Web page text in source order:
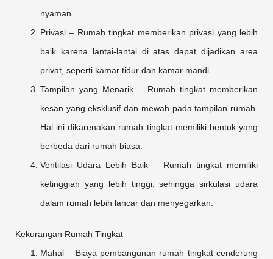
nyaman.
Privasi – Rumah tingkat memberikan privasi yang lebih
baik karena lantai-lantai di atas dapat dijadikan area
privat, seperti kamar tidur dan kamar mandi.
Tampilan yang Menarik – Rumah tingkat memberikan
kesan yang eksklusif dan mewah pada tampilan rumah.
Hal ini dikarenakan rumah tingkat memiliki bentuk yang
berbeda dari rumah biasa.
Ventilasi Udara Lebih Baik – Rumah tingkat memiliki
ketinggian yang lebih tinggi, sehingga sirkulasi udara
dalam rumah lebih lancar dan menyegarkan.
Kekurangan Rumah Tingkat
Mahal – Biaya pembangunan rumah tingkat cenderung